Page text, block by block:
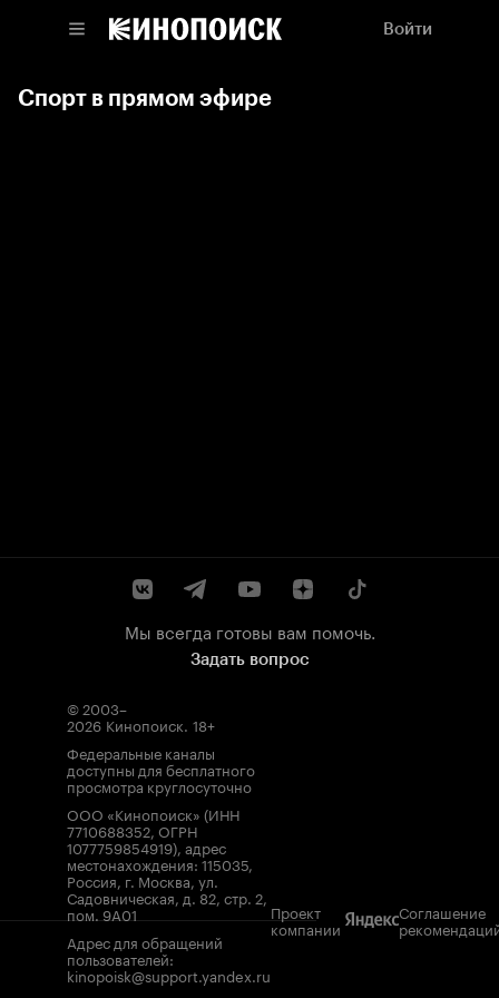
Войти
Спорт в прямом эфире
Мы всегда готовы вам помочь.
Задать вопрос
© 2003–
2026 Кинопоиск. 18+
Федеральные каналы
доступны для бесплатного
просмотра круглосуточно
ООО «Кинопоиск» (ИНН
7710688352, ОГРН
1077759854919), адрес
местонахождения: 115035,
Россия, г. Москва, ул.
Садовническая, д. 82, стр. 2,
пом. 9А01
Адрес для обращений
пользователей:
kinopoisk@support.yandex.ru
Проект
компании
Соглашение